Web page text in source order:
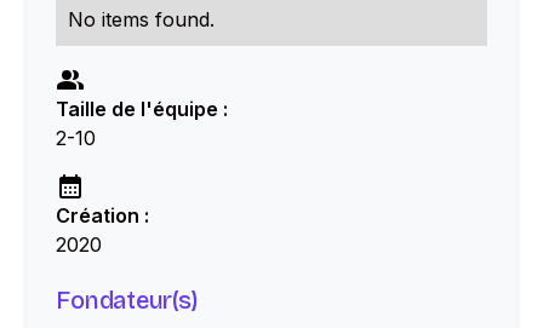
No items found.
Taille de l'équipe :
2-10
Création :
2020
Fondateur(s)